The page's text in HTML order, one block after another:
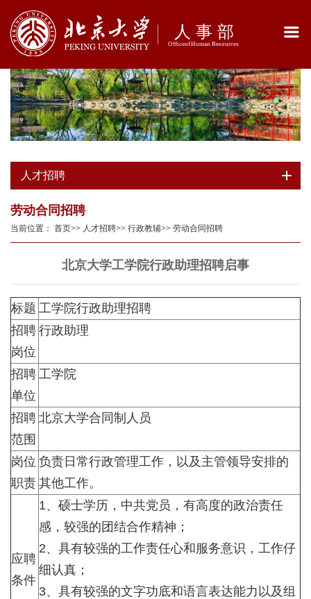
人才招聘
劳动合同招聘
当前位置： 首页>> 人才招聘>> 行政教辅>> 劳动合同招聘
北京大学工学院行政助理招聘启事
标题 工学院行政助理招聘
招聘
岗位
行政助理
招聘
单位
工学院
招聘
范围
北京大学合同制人员
岗位
职责
负责日常行政管理工作，以及主管领导安排的
其他工作。
应聘
条件
1、硕士学历，中共党员，有高度的政治责任
感，较强的团结合作精神；
2、具有较强的工作责任心和服务意识，工作仔
细认真；
3、具有较强的文字功底和语言表达能力以及组